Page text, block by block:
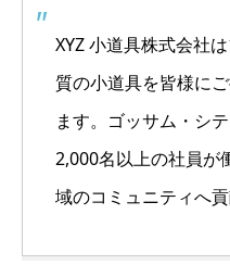
XYZ 小道具株式会社
質の小道具を皆様に
ます。ゴッサム・シ
2,000名以上の社員が
域のコミュニティへ貢